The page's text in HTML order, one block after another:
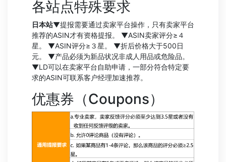
各站点特殊要求
日本站▼提报需要通过卖家平台操作，只有卖家平台
推荐的ASIN才有资格提报。 ▼ASIN卖家评分≥４
星。 ▼ASIN评分≥３星。 ▼折后价格大于500日
元。 ▼产品必须为新品状况非成人用品或危险品。
▼LD可以在卖家平台自助申请，一部分符合特定要
求的ASIN可联系客户经理加速推荐。
优惠券（Coupons）